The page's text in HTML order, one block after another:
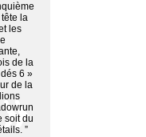
la
les
de la
6 »
de la
soit du
”